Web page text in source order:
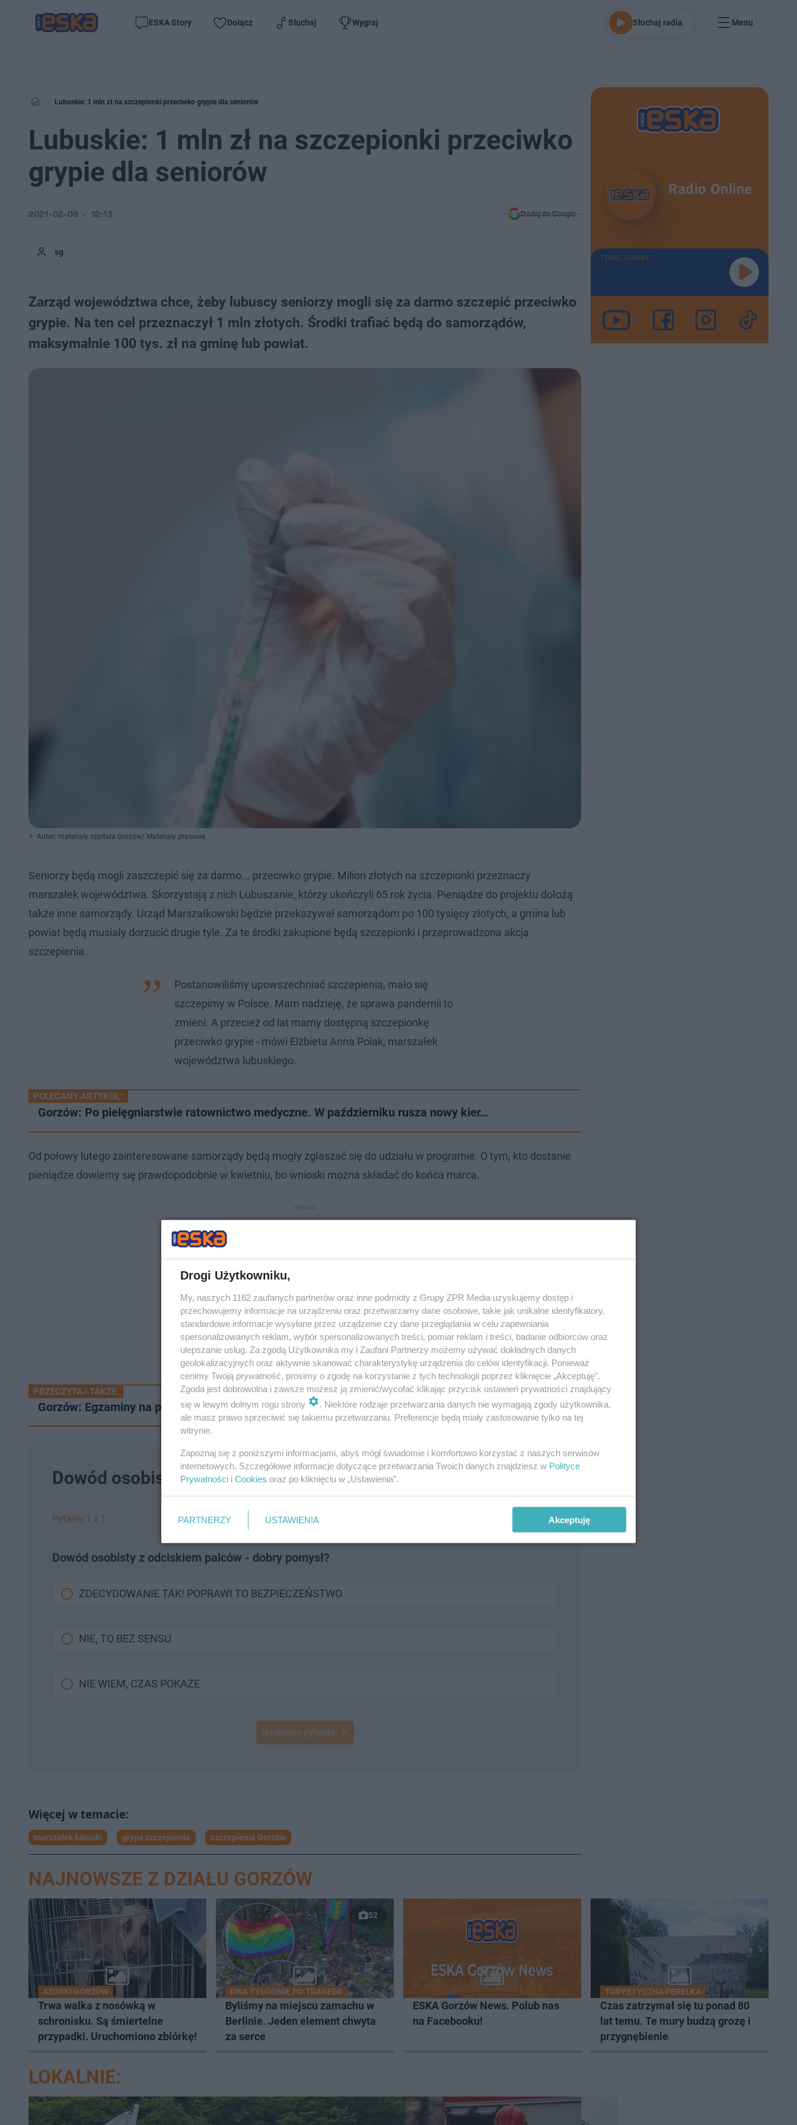
ESKA Story Dołącz Słuchaj Wygraj Słuchaj radia Menu
Lubuskie: 1 mln zł na szczepionki przeciwko grypie dla seniorów
Lubuskie: 1 mln zł na szczepionki przeciwko
grypie dla seniorów
sg
2021-02-09 12:13 Dodaj do Google
Zarząd województwa chce, żeby lubuscy seniorzy mogli się za darmo szczepić przeciwko
grypie. Na ten cel przeznaczył 1 mln złotych. Środki trafiać będą do samorządów,
maksymalnie 100 tys. zł na gminę lub powiat.
Autor: materiały szpitala Gorzów/ Materiały prasowe
Seniorzy będą mogli zaszczepić się za darmo... przeciwko grypie. Milion złotych na szczepionki przeznaczy
marszałek województwa. Skorzystają z nich Lubuszanie, którzy ukończyli 65 rok życia.​ Pieniądze do projektu dołożą
także inne samorządy. Urząd Marszałkowski będzie przekazywał samorządom po 100 tysięcy złotych, a gmina lub
powiat będą musiały dorzucić drugie tyle. Za te środki zakupione będą szczepionki i przeprowadzona akcja
szczepienia.
Postanowiliśmy upowszechniać szczepienia, mało się
szczepimy w Polsce. Mam nadzieję, że sprawa pandemii to
zmieni. A przecież od lat mamy dostępną szczepionkę
przeciwko grypie - mówi Elżbieta Anna Polak, marszałek
województwa lubuskiego.
POLECANY ARTYKUŁ:
Gorzów: Po pielęgniarstwie ratownictwo medyczne. W październiku rusza nowy kier…
Od połowy lutego zainteresowane samorządy będą mogły zgłaszać się do udziału w programie. O tym, kto dostanie
pieniądze dowiemy się prawdopodobnie w kwietniu, bo wnioski można składać do końca marca.
PRZECZYTAJ TAKŻE:
Gorzów: Egzaminy na prawo jazdy chwilowo zawieszone [AUDIO]
Dowód osobisty z odciskiem palców - dobry pomysł?
Pytanie 1 z 1
Dowód osobisty z odciskiem palców - dobry pomysł?
ZDECYDOWANIE TAK! POPRAWI TO BEZPIECZEŃSTWO
NIE, TO BEZ SENSU
NIE WIEM, CZAS POKAŻE
Następne pytanie
marszałek lubuski grypa szczepienia szczepienia Gorzów
Radio Online
TERAZ GRAMY
NAJNOWSZE Z DZIAŁU GORZÓW
AZORKI GORZÓW
Trwa walka z nosówką w
schronisku. Są śmiertelne
przypadki. Uruchomiono zbiórkę!
52
DWA TYGODNIE PO TRAGEDII
Byliśmy na miejscu zamachu w
Berlinie. Jeden element chwyta
za serce
ESKA Gorzów News. Polub nas
na Facebooku!
TURYSTYCZNA PEREŁKA
Czas zatrzymał się tu ponad 80
lat temu. Te mury budzą grozę i
przygnębienie
LOKALNIE:
Drogi Użytkowniku,
My, naszych 1162 zaufanych partnerów oraz inne podmioty z Grupy ZPR Media uzyskujemy dostęp i
przechowujemy informacje na urządzeniu oraz przetwarzamy dane osobowe, takie jak unikalne identyfikatory,
standardowe informacje wysyłane przez urządzenie czy dane przeglądania w celu zapewniania
spersonalizowanych reklam, wybór spersonalizowanych treści, pomiar reklam i treści, badanie odbiorców oraz
ulepszanie usług. Za zgodą Użytkownika my i Zaufani Partnerzy możemy używać dokładnych danych
geolokalizacyjnych oraz aktywnie skanować charakterystykę urządzenia do celów identyfikacji. Ponieważ
cenimy Twoją prywatność, prosimy o zgodę na korzystanie z tych technologii poprzez kliknięcie „Akceptuję”.
Zgoda jest dobrowolna i zawsze możesz ją zmienić/wycofać klikając przycisk ustawień prywatności znajdujący
się w lewym dolnym rogu strony
. Niektóre rodzaje przetwarzania danych nie wymagają zgody użytkownika,
ale masz prawo sprzeciwić się takiemu przetwarzaniu. Preferencje będą miały zastosowanie tylko na tej
witrynie.
Zapoznaj się z poniższymi informacjami, abyś mógł świadomie i komfortowo korzystać z naszych serwisów
internetowych. Szczegółowe informacje dotyczące przetwarzania Twoich danych znajdziesz w Polityce
Prywatności i Cookies oraz po kliknięciu w „Ustawienia”.
PARTNERZY USTAWIENIA Akceptuję